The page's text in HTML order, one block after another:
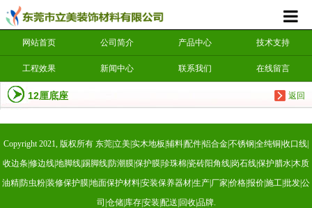
网站首页 公司简介 产品中心 技术支持
工程效果 新闻中心 联系我们 在线留言
返回
12厘底座
Copyright 2021, 版权所有 东莞|立美|实木地板|辅料|配件|铝合金|不锈钢|全纯铜|收口线|
收边条|修边线|地脚线|踢脚线|防潮膜|保护膜|珍珠棉|瓷砖阳角线|岗石线|保护腊水|木质
油精|防虫粉|装修保护膜|地面保护材料|安装保养器材|生产|厂家|价格|报价|施工|批发|公
司|仓储|库存|安装|配送|回收|品牌.